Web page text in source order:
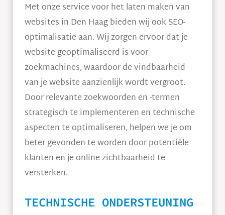
Met onze service voor het laten maken van
websites in Den Haag bieden wij ook SEO-
optimalisatie aan. Wij zorgen ervoor dat je
website geoptimaliseerd is voor
zoekmachines, waardoor de vindbaarheid
van je website aanzienlijk wordt vergroot.
Door relevante zoekwoorden en -termen
strategisch te implementeren en technische
aspecten te optimaliseren, helpen we je om
beter gevonden te worden door potentiële
klanten en je online zichtbaarheid te
versterken.
TECHNISCHE ONDERSTEUNING